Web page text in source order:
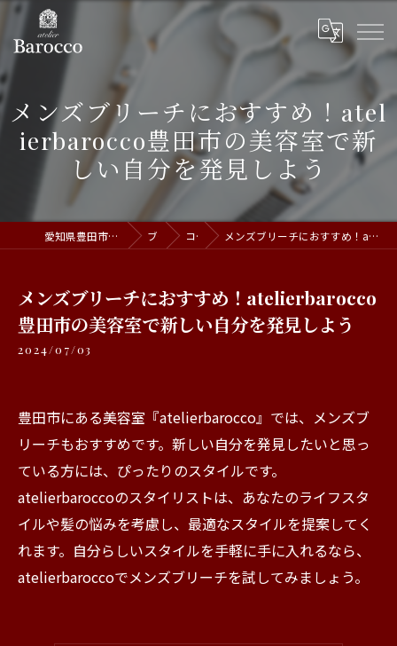
メンズブリーチにおすすめ！atel
ierbarocco豊田市の美容室で新
しい自分を発見しよう
愛知県豊田市の美容室ならatelier Barocco ブログ コラム メンズブリーチにおすすめ！atelierbarocco豊田市の美容室で新しい自分を発見しよう
メンズブリーチにおすすめ！atelierbarocco
豊田市の美容室で新しい自分を発見しよう
2024/07/03
豊田市にある美容室『atelierbarocco』では、メンズブ
リーチもおすすめです。新しい自分を発見したいと思っ
ている方には、ぴったりのスタイルです。
atelierbaroccoのスタイリストは、あなたのライフスタ
イルや髪の悩みを考慮し、最適なスタイルを提案してく
れます。自分らしいスタイルを手軽に手に入れるなら、
atelierbaroccoでメンズブリーチを試してみましょう。